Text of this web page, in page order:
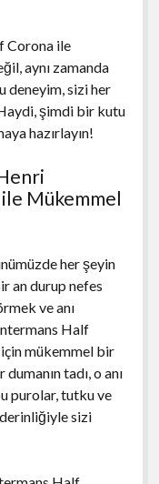
Corona ile
aynı zamanda
deneyim, sizi her
şimdi bir kutu
hazırlayın!
Mükemmel
her şeyin
an durup nefes
ve anı
Half
mükemmel bir
tadı, o anı
purolar, tutku ve
derinliğiyle sizi